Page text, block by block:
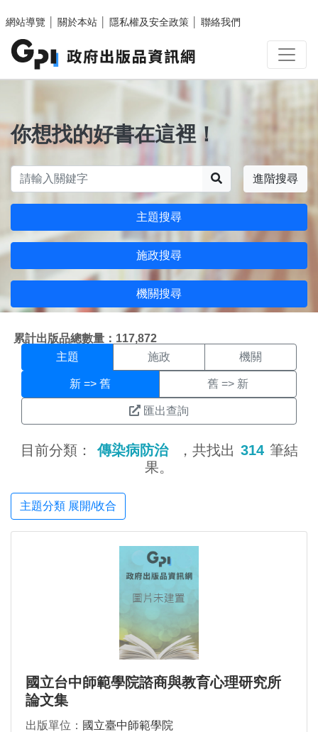
網站導覽
關於本站 隱私權及安全政策 聯絡我們
你想找的好書在這裡！
進階搜尋
主題搜尋
施政搜尋
機關搜尋
累計出版品總數量：117,872
主題搜尋結果頁面
主題 施政 機關
新 => 舊 舊 => 新
匯出查詢
目前分類： 傳染病防治 ，共找出 314 筆結
果。
主題分類 展開/收合
國立台中師範學院諮商與教育心理研究所
論文集
出版單位： 國立臺中師範學院